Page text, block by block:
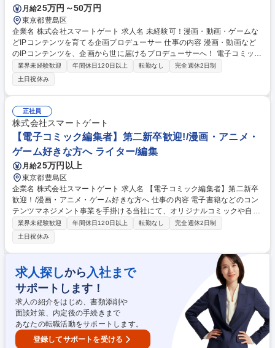
月給25万円～50万円
東京都豊島区
企業名 株式会社スマートゲート 求人名 未経験可！漫画・動画・ゲームな
どIPコンテンツを育てる企画プロデューサー 仕事の内容 漫画・動画など
のIPコンテンツを、企画から世に届けるプロデューサーへ！ 電子コミッ
ク/モーション動画（男性向け・女性向け・TL・BL）など多彩なIPの企画
から制作、配信まで一貫して携わることが可能です。 自社配信作品のうち
ストア人気ランキング10位以内にランクインした実績は100タイトル以
上。そんな売れる企画を生み出す現場で、企画から制作・配信までを一貫
して手がけます。業界未経験でも安心の研修・サポート体制があり、着実
にステップアップ可能。創作活動経験も活かせます。 オープンポジション
募集のため適性に応じて以下の業務をお任せ。【コンテンツ企画】【制作
ディレクション】【マーケティング】 募集職種 未経験可！漫画・動画・
ゲームなどIPコンテンツを育てる企画プロデューサー
業界未経験歓迎 年間休日120日以上 転勤なし
完全週休2日制
土日祝休み
正社員
株式会社スマートゲート
【電子コミック編集者】第二新卒歓迎!/漫画・アニメ・
ゲーム好きな方へ ライター/編集
月給25万円以上
東京都豊島区
企業名 株式会社スマートゲート 求人名 【電子コミック編集者】第二新卒
歓迎！/漫画・アニメ・ゲーム好きな方へ 仕事の内容 電子書籍などのコン
テンツマネジメント事業を手掛ける当社にて、オリジナルコミックや自社I
Pの制作増加に伴い、新たな編集者を募集します。漫画家やシナリオ作家
と共に作品を作るディレクション業務をお任せ。 【編集業務】■原稿のデ
ィレクション（チェック／赤入れ）■漫画家／取引先との連絡業務■制作ラ
インの整備／構築■複数案件の進行管理 【商品企画業務】■市場リサーチ■
商品の売上分析■新規の商品企画■新規開拓業務（メーカー／サークル／漫
画家・クリエイターなど） ※その他、自社IP作品の企画提案／進行、コミ
ック以外のコンテンツ制作なども行います。 募集職種 【電子コミック編
集者】第二新卒歓迎！/漫画・アニメ・ゲーム好きな方へ
業界未経験歓迎 年間休日120日以上 転勤なし
完全週休2日制
土日祝休み
求人探しから 入社まで
サポートします！
求人の紹介をはじめ、書類添削や
面談対策、内定後の手続きまで
あなたの転職活動をサポートします。
登録してサポートを受ける